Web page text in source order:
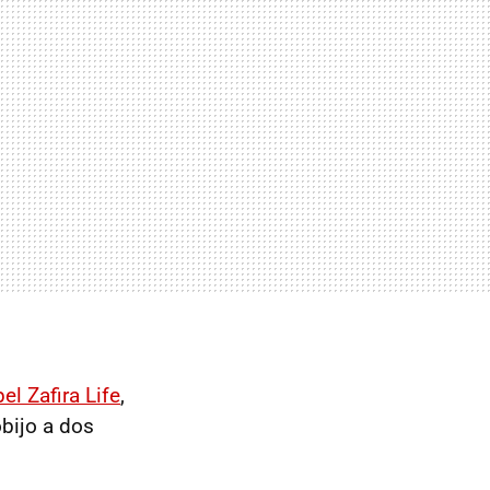
Zafira Life,
a dos